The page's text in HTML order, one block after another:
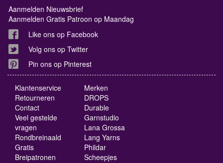
Aanmelden Nieuwsbrief
Aanmelden Gratis Patroon op Maandag
Like ons op Facebook
Volg ons op Twitter
Pin ons op Pinterest
Klantenservice
Retourneren
Contact
Veel gestelde
vragen
Rondbreinaald
Gratis
Breipatronen
Merken
DROPS
Durable
Garnstudio
Lana Grossa
Lang Yarns
Phildar
Scheepjes